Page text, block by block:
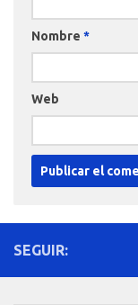
Nombre *
Web
SEGUIR: